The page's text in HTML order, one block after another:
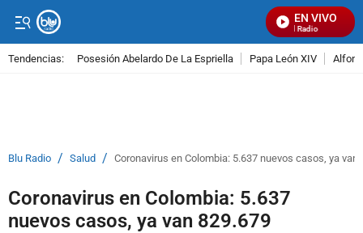
EN VIVO
Señal Visual Radio
Tendencias: Posesión Abelardo De La Espriella Papa León XIV
Blu Radio / Salud / Coronavirus en Colombia: 5.637 nuevos casos, ya van
Coronavirus en Colombia: 5.637
nuevos casos, ya van 829.679